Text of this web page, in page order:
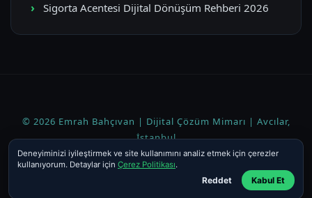
Sigorta Acentesi Dijital Dönüşüm Rehberi 2026
© 2026 Emrah Bahçıvan | Dijital Çözüm Mimarı | Avcılar,
İstanbul
Ana Sayfa·Sigorta Acenteleri·Yazılar·Ücretsiz Araçlar
Deneyiminizi iyileştirmek ve site kullanımını analiz etmek için çerezler
kullanıyorum. Detaylar için Çerez Politikası.
Reddet Kabul Et